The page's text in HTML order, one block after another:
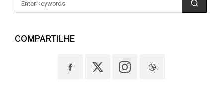
COMPARTILHE